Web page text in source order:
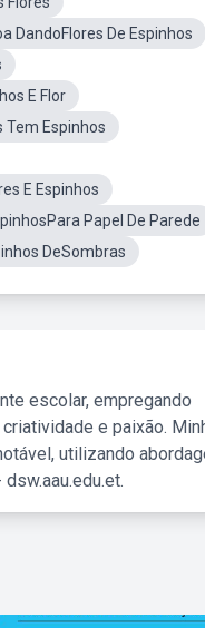
DandoFlores De Espinhos
E Flor
Tem Espinhos
E Espinhos
Papel De Parede
DeSombras
escolar, empregando
e paixão.
utilizando